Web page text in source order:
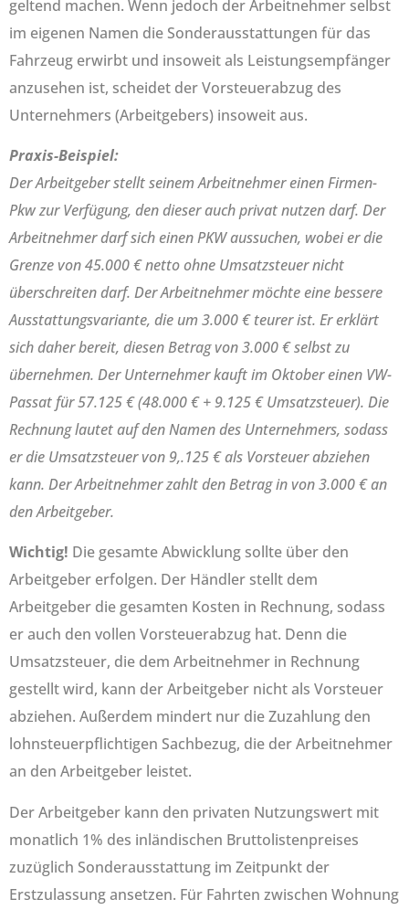
geltend machen. Wenn jedoch der Arbeitnehmer selbst
im eigenen Namen die Sonderausstattungen für das
Fahrzeug erwirbt und insoweit als Leistungsempfänger
anzusehen ist, scheidet der Vorsteuerabzug des
Unternehmers (Arbeitgebers) insoweit aus.
Praxis-Beispiel:
Der Arbeitgeber stellt seinem Arbeitnehmer einen Firmen-
Pkw zur Verfügung, den dieser auch privat nutzen darf. Der
Arbeitnehmer darf sich einen PKW aussuchen, wobei er die
Grenze von 45.000 € netto ohne Umsatzsteuer nicht
überschreiten darf. Der Arbeitnehmer möchte eine bessere
Ausstattungsvariante, die um 3.000 € teurer ist. Er erklärt
sich daher bereit, diesen Betrag von 3.000 € selbst zu
übernehmen. Der Unternehmer kauft im Oktober einen VW-
Passat für 57.125 € (48.000 € + 9.125 € Umsatzsteuer). Die
Rechnung lautet auf den Namen des Unternehmers, sodass
er die Umsatzsteuer von 9,.125 € als Vorsteuer abziehen
kann. Der Arbeitnehmer zahlt den Betrag in von 3.000 € an
den Arbeitgeber.
Wichtig! Die gesamte Abwicklung sollte über den
Arbeitgeber erfolgen. Der Händler stellt dem
Arbeitgeber die gesamten Kosten in Rechnung, sodass
er auch den vollen Vorsteuerabzug hat. Denn die
Umsatzsteuer, die dem Arbeitnehmer in Rechnung
gestellt wird, kann der Arbeitgeber nicht als Vorsteuer
abziehen. Außerdem mindert nur die Zuzahlung den
lohnsteuerpflichtigen Sachbezug, die der Arbeitnehmer
an den Arbeitgeber leistet.
Der Arbeitgeber kann den privaten Nutzungswert mit
monatlich 1% des inländischen Bruttolistenpreises
zuzüglich Sonderausstattung im Zeitpunkt der
Erstzulassung ansetzen. Für Fahrten zwischen Wohnung